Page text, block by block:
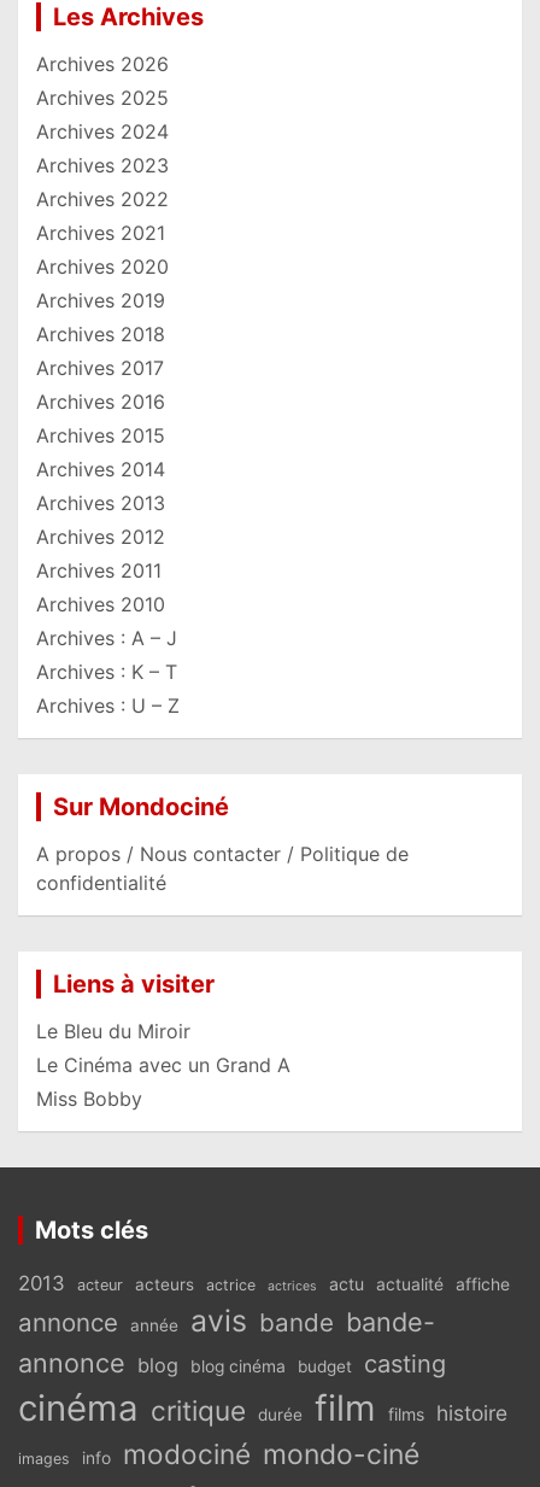
Les Archives
Archives 2026
Archives 2025
Archives 2024
Archives 2023
Archives 2022
Archives 2021
Archives 2020
Archives 2019
Archives 2018
Archives 2017
Archives 2016
Archives 2015
Archives 2014
Archives 2013
Archives 2012
Archives 2011
Archives 2010
Archives : A – J
Archives : K – T
Archives : U – Z
Sur Mondociné
A propos / Nous contacter / Politique de
confidentialité
Liens à visiter
Le Bleu du Miroir
Le Cinéma avec un Grand A
Miss Bobby
Mots clés
2013 acteur acteurs actrice actrices actu actualité affiche
annonce année avis bande bande-
annonce blog blog cinéma budget casting
cinéma critique durée film films histoire
images info modociné mondo-ciné